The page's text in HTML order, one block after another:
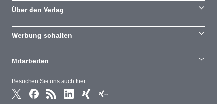
Besuchen Sie uns auch hier
Über den Verlag
Werbung schalten
Mitarbeiten